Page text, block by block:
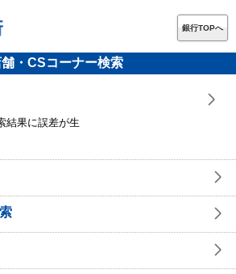
銀行TOPへ
舗・CSコーナー検索
結果に誤差が生